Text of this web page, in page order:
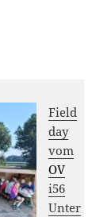
Field
day
vom
OV
i56
Unter